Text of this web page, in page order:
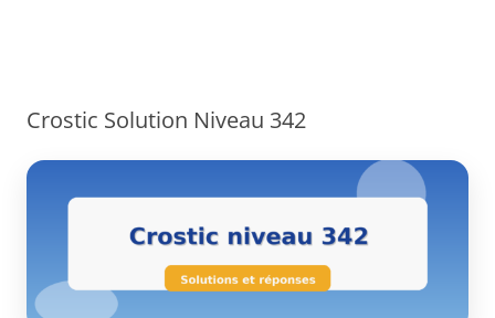
Crostic Solution Niveau 342